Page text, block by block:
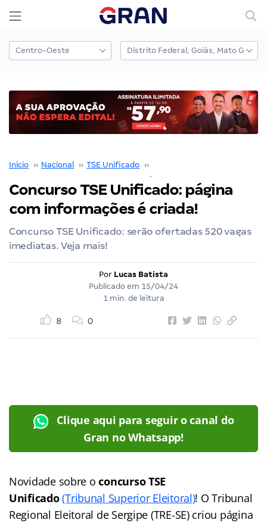
Início ›› Nacional ›› TSE Unificado ››
Concurso TSE Unificado: página
com informações é criada!
Concurso TSE Unificado: serão ofertadas 520 vagas
imediatas. Veja mais!
Por Lucas Batista
Publicado em 15/04/24
1 min. de leitura
8 0
Clique aqui para seguir o canal do
Gran no Whatsapp!
Novidade sobre oconcurso TSE
Unificado(Tribunal Superior Eleitoral)! O Tribunal
Regional Eleitoral de Sergipe (TRE-SE) criou página